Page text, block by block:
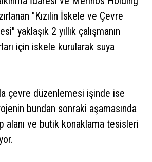
"Kızılin İskele ve Çevre
yaklaşık 2 yıllık çalışmanın
için iskele kurularak suya
çevre düzenlemesi işinde ise
bundan sonraki aşamasında
alanı ve butik konaklama tesisleri